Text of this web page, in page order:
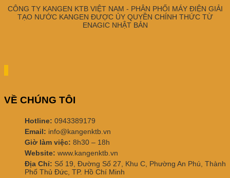
CÔNG TY KANGEN KTB VIỆT NAM - PHÂN PHỐI MÁY ĐIỆN GIẢI
TẠO NƯỚC KANGEN ĐƯỢC ỦY QUYỀN CHÍNH THỨC TỪ
ENAGIC NHẬT BẢN
VỀ CHÚNG TÔI
Hotline: 0943389179
Email: info@kangenktb.vn
Giờ làm việc: 8h30 – 18h
Website: www.kangenktb.vn
Địa Chỉ: Số 19, Đường Số 27, Khu C, Phường An Phú, Thành
Phố Thủ Đức, TP. Hồ Chí Minh